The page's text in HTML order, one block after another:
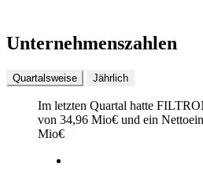
Unternehmenszahlen
Quartalsweise Jährlich
Im letzten Quartal hatte
von 34,96 Mio€ und ein
Mio€